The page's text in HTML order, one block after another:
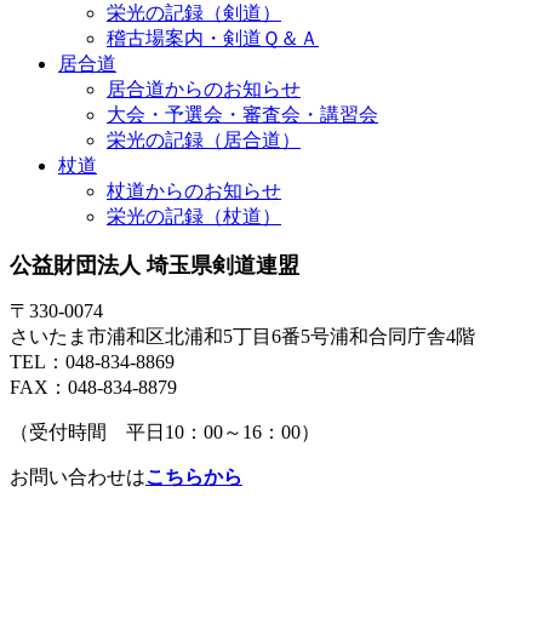
栄光の記録（剣道）
稽古場案内・剣道Ｑ＆Ａ
居合道
居合道からのお知らせ
大会・予選会・審査会・講習会
栄光の記録（居合道）
杖道
杖道からのお知らせ
栄光の記録（杖道）
公益財団法人 埼玉県剣道連盟
〒330-0074
さいたま市浦和区北浦和5丁目6番5号浦和合同庁舎4階
TEL：048-834-8869
FAX：048-834-8879
（受付時間 平日10：00～16：00）
お問い合わせはこちらから